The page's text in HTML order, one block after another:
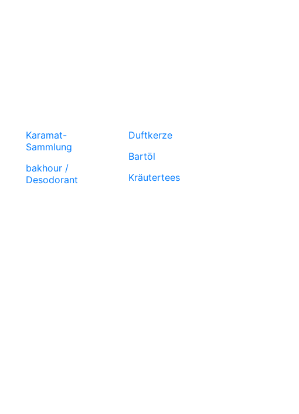
Karamat-
Sammlung
bakhour /
Desodorant
Duftkerze
Bartöl
Kräutertees